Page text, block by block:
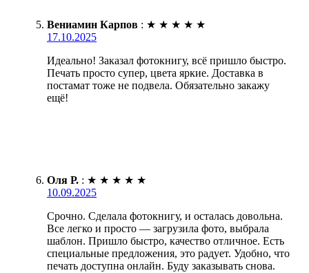
Вениамин Карпов : ★ ★ ★ ★ ★
17.10.2025
Идеально! Заказал фотокнигу, всё пришло быстро.
Печать просто супер, цвета яркие. Доставка в
постамат тоже не подвела. Обязательно закажу
ещё!
Оля Р. : ★ ★ ★ ★ ★
10.09.2025
Срочно. Сделала фотокнигу, и осталась довольна.
Все легко и просто — загрузила фото, выбрала
шаблон. Пришло быстро, качество отличное. Есть
специальные предложения, это радует. Удобно, что
печать доступна онлайн. Буду заказывать снова.